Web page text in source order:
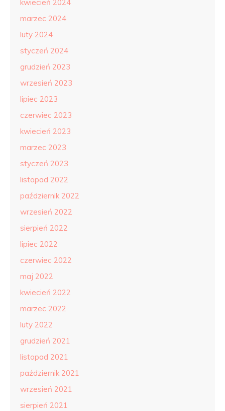
kwiecień 2024
marzec 2024
luty 2024
styczeń 2024
grudzień 2023
wrzesień 2023
lipiec 2023
czerwiec 2023
kwiecień 2023
marzec 2023
styczeń 2023
listopad 2022
październik 2022
wrzesień 2022
sierpień 2022
lipiec 2022
czerwiec 2022
maj 2022
kwiecień 2022
marzec 2022
luty 2022
grudzień 2021
listopad 2021
październik 2021
wrzesień 2021
sierpień 2021